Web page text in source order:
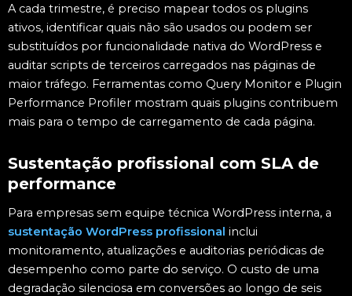
A cada trimestre, é preciso mapear todos os plugins
ativos, identificar quais não são usados ou podem ser
substituídos por funcionalidade nativa do WordPress e
auditar scripts de terceiros carregados nas páginas de
maior tráfego. Ferramentas como Query Monitor e Plugin
Performance Profiler mostram quais plugins contribuem
mais para o tempo de carregamento de cada página.
Sustentação profissional com SLA de
performance
Para empresas sem equipe técnica WordPress interna, a
sustentação WordPress profissional inclui
monitoramento, atualizações e auditorias periódicas de
desempenho como parte do serviço. O custo de uma
degradação silenciosa em conversões ao longo de seis